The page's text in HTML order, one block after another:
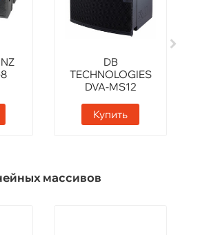
DB
TECHNOLOGIES
DVA-MS12
Купить
массивов